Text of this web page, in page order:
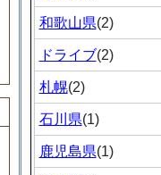
和歌山県(2)
ドライブ(2)
札幌(2)
石川県(1)
鹿児島県(1)